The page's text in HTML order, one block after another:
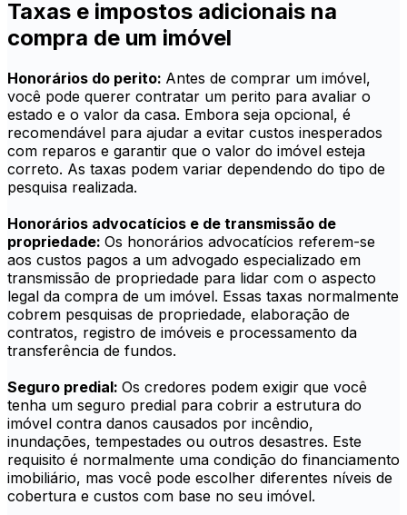
Taxas e impostos adicionais na
compra de um imóvel
Honorários do perito: Antes de comprar um imóvel,
você pode querer contratar um perito para avaliar o
estado e o valor da casa. Embora seja opcional, é
recomendável para ajudar a evitar custos inesperados
com reparos e garantir que o valor do imóvel esteja
correto. As taxas podem variar dependendo do tipo de
pesquisa realizada.
Honorários advocatícios e de transmissão de
propriedade: Os honorários advocatícios referem-se
aos custos pagos a um advogado especializado em
transmissão de propriedade para lidar com o aspecto
legal da compra de um imóvel. Essas taxas normalmente
cobrem pesquisas de propriedade, elaboração de
contratos, registro de imóveis e processamento da
transferência de fundos.
Seguro predial: Os credores podem exigir que você
tenha um seguro predial para cobrir a estrutura do
imóvel contra danos causados por incêndio,
inundações, tempestades ou outros desastres. Este
requisito é normalmente uma condição do financiamento
imobiliário, mas você pode escolher diferentes níveis de
cobertura e custos com base no seu imóvel.